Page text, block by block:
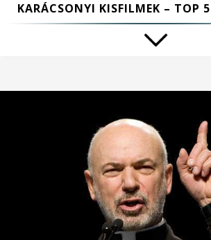
KARÁCSONYI KISFILMEK – TOP